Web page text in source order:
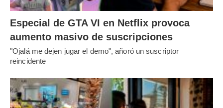
Especial de GTA VI en Netflix provoca
aumento masivo de suscripciones
"Ojalá me dejen jugar el demo", añoró un suscriptor
reincidente